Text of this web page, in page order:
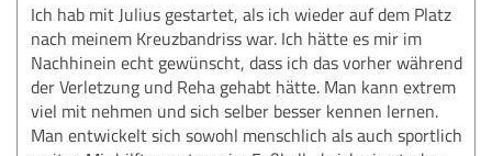
Ich hab mit Julius gestartet, als ich wieder auf dem Platz
nach meinem Kreuzbandriss war. Ich hätte es mir im
Nachhinein echt gewünscht, dass ich das vorher während
der Verletzung und Reha gehabt hätte. Man kann extrem
viel mit nehmen und sich selber besser kennen lernen.
Man entwickelt sich sowohl menschlich als auch sportlich